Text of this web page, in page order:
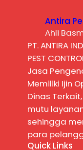
Antira
Ahli
PT. ANTIRA
PEST
Jasa
Memiliki Ijin
Dinas
mutu
sehingga
para
Quick Links